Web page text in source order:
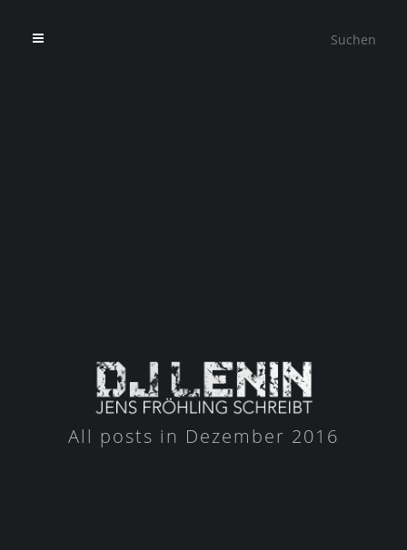
All posts in Dezember 2016